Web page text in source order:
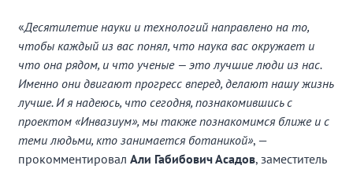
«Десятилетие науки и технологий направлено на то,
чтобы каждый из вас понял, что наука вас окружает и
что она рядом, и что ученые — это лучшие люди из нас.
Именно они двигают прогресс вперед, делают нашу жизнь
лучше. И я надеюсь, что сегодня, познакомившись с
проектом «Инвазиум», мы также познакомимся ближе и с
теми людьми, кто занимается ботаникой», —
прокомментировал Али Габибович Асадов, заместитель